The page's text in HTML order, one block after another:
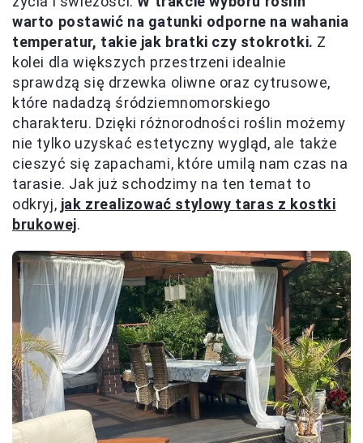
warto postawić na gatunki odporne na wahania
temperatur, takie jak bratki czy stokrotki. Z
kolei dla większych przestrzeni idealnie
sprawdzą się drzewka oliwne oraz cytrusowe,
które nadadzą śródziemnomorskiego
charakteru. Dzięki różnorodności roślin możemy
nie tylko uzyskać estetyczny wygląd, ale także
cieszyć się zapachami, które umilą nam czas na
tarasie. Jak już schodzimy na ten temat to
odkryj, jak zrealizować stylowy taras z kostki
brukowej.